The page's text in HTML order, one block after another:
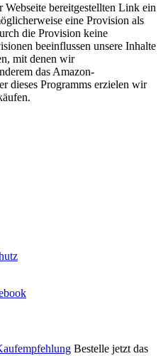
Webseite bereitgestellten Link ein
eine Provision als
die Provision keine
beeinflussen unsere Inhalte
mit denen wir
das Amazon-
dieses Programms erzielen wir
Bestelle jetzt das